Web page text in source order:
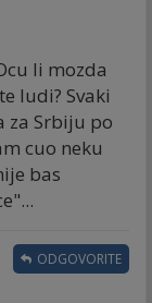
li mozda
ludi? Svaki
za Srbiju po
cuo neku
bas
ODGOVORITE